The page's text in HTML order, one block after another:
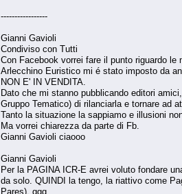
-----------------
Gianni Gavioli
Condiviso con Tutti
Con Facebook vorrei fare il punto riguardo
Arlecchino Euristico mi é stato imposto da
NON E' IN VENDITA.
Dato che mi stanno pubblicando editori
Gruppo Tematico) di rilanciarla e tornare ad
Tanto la situazione la sappiamo e illusioni
Ma vorrei chiarezza da parte di Fb.
Gianni Gavioli ciaooo
Gianni Gavioli
Per la PAGINA ICR-E avrei voluto fondare
da solo. QUINDI la tengo, la riattivo come
Pares). ggg